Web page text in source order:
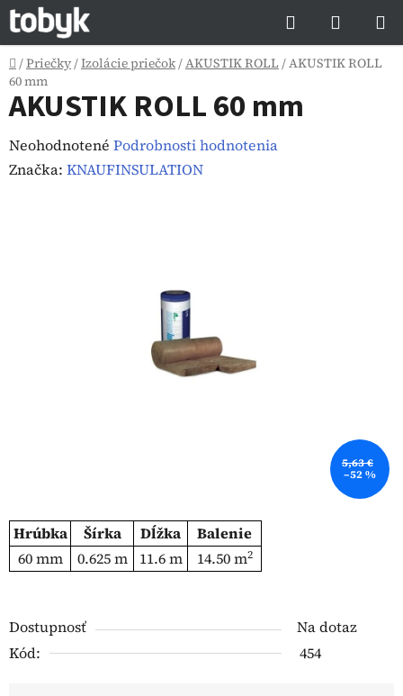
Prejsť
na
obsah
Hľadať
KOŠÍK
Domov
/Priečky/Izolácie priečok/AKUSTIK ROLL /AKUSTIK ROLL
60 mm
Hrúbka Šírka Dĺžka
Balenie
60 mm
0.625 m 11.6 m 14.50 m2
Dostupnosť
Na dotaz
Kód:
454
AKUSTIK ROLL 60 mm
Priemerné
hodnotenie
Neohodnotené Podrobnosti hodnotenia
Značka: KNAUFINSULATION
5,63 €
–52 %